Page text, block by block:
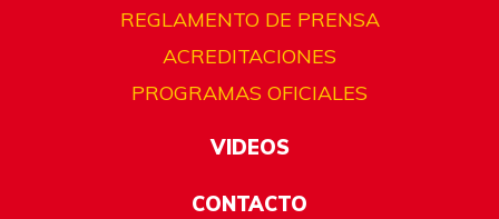
REGLAMENTO DE PRENSA
ACREDITACIONES
PROGRAMAS OFICIALES
VIDEOS
CONTACTO